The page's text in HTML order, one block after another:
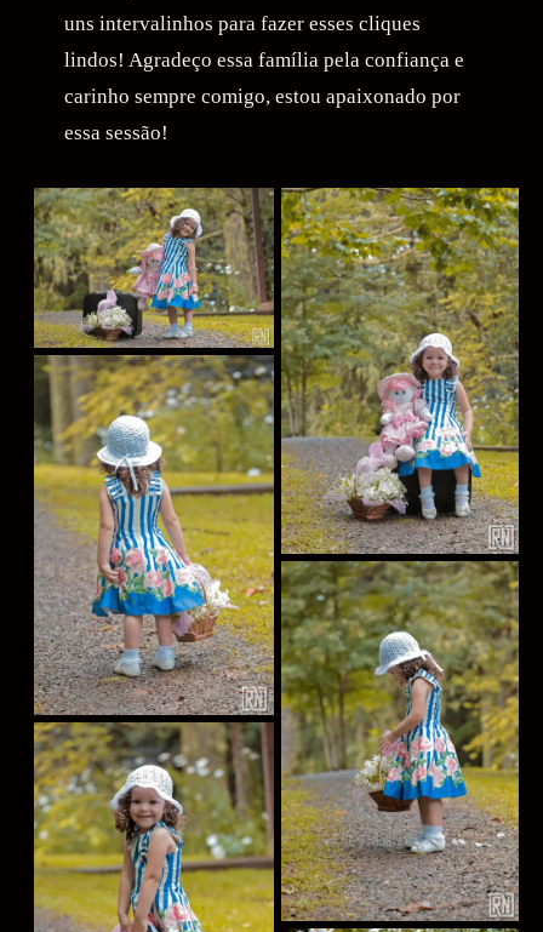
uns intervalinhos para fazer esses cliques
lindos! Agradeço essa família pela confiança e
carinho sempre comigo, estou apaixonado por
essa sessão!